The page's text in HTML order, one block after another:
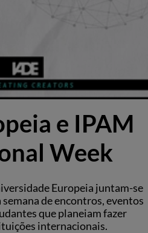
e IPAM
Week
Europeia juntam-se
de encontros, eventos
que planeiam fazer
internacionais.